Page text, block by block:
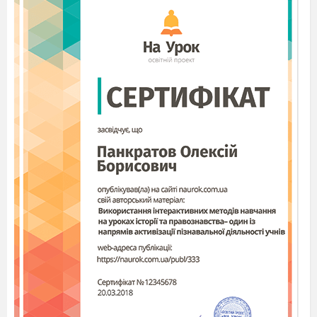
них — спори маленького розміру.
З кожної
спори утворюється чоловічий гаметофіт, що
складається лише з двох клітин, оточених
міцною оболонкою. Він називається пилковим
зерном (пилком).Пилкових зерен у пиляку
утворюється безліч. Пилковий мішок
розкривається, і на допомогу рослині
приходять комахи
Вони переносять пилок із
пиляків на приймочку маточки. Так
відбувається запилення в яблуні
маточки виділяє особливі клейкі речовини, до
яких приклеюються пилкові зерна. Що
відбувається із чоловічим гаметофітом, який
потрапив на приймочку маточки? На
приймочці маточки одна з його клітин
ділиться, утворюючи дві чоловічі гамети —